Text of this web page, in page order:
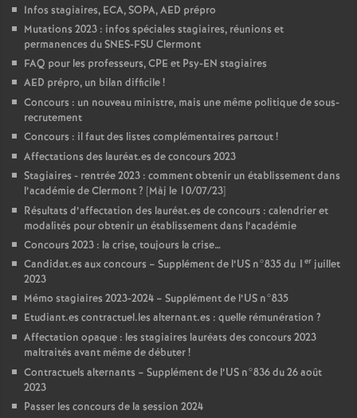
Infos stagiaires, ECA, SOPA, AED prépro
Mutations 2023 : infos spéciales stagiaires, réunions et
permanences du SNES-FSU Clermont
FAQ pour les professeurs, CPE et Psy-EN stagiaires
AED prépro, un bilan difficile!
Concours : un nouveau ministre, mais une même politique de sous-
recrutement
Concours : il faut des listes complémentaires partout!
Affectations des lauréat.es de concours 2023
Stagiaires - rentrée 2023 : comment obtenir un établissement dans
l’académie de Clermont? [Màj le 10/07/23]
Résultats d’affectation des lauréat.es de concours : calendrier et
modalités pour obtenir un établissement dans l’académie
Concours 2023 : la crise, toujours la crise…
Candidat.es aux concours – Supplément de l’US n°835 du 1 er juillet
2023
Mémo stagiaires 2023-2024 – Supplément de l’US n°835
Etudiant.es contractuel.les alternant.es : quelle rémunération ?
Affectation opaque : les stagiaires lauréats des concours 2023
maltraités avant même de débuter!
Contractuels alternants – Supplément de l’US n°836 du 26 août
2023
Passer les concours de la session 2024